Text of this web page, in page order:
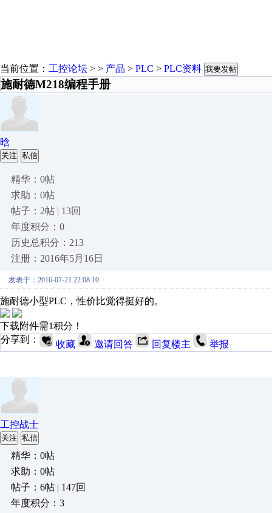
当前位置： 工控论坛 > > 产品 > PLC > PLC资料 我要发帖
施耐德M218编程手册
晗
关注 私信
精华：0帖
求助：0帖
帖子：2帖 | 13回
年度积分：0
历史总积分：213
注册：2016年5月16日
发表于：2016-07-21 22:08:10
施耐德小型PLC，性价比觉得挺好的。
下载附件需1积分！
分享到：
收藏 邀请回答 回复楼主 举报
工控战士
关注 私信
精华：0帖
求助：0帖
帖子：6帖 | 147回
年度积分：3